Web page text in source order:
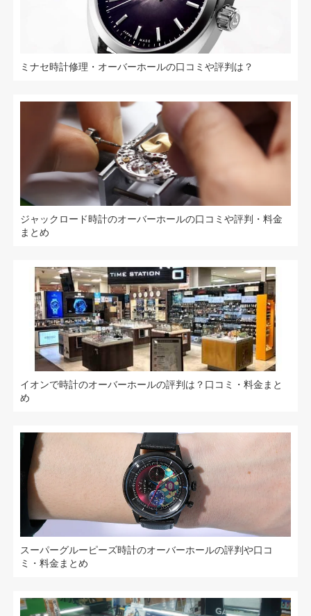
ミナセ時計修理・オーバーホールの口コミや評判は？
ジャックロード時計のオーバーホールの口コミや評判・料金
まとめ
イオンで時計のオーバーホールの評判は？口コミ・料金まと
め
スーパーグルーピーズ時計のオーバーホールの評判や口コ
ミ・料金まとめ